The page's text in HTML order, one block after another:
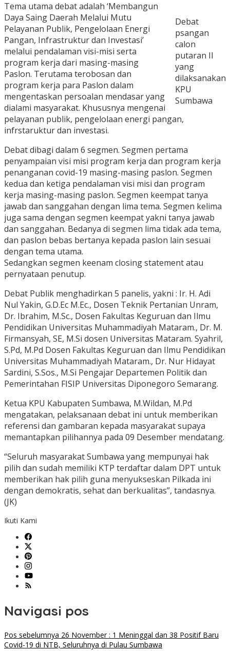
Debat
psangan
calon
putaran II
yang
dilaksanakan
KPU
Sumbawa
Tema utama debat adalah ‘Membangun
Daya Saing Daerah Melalui Mutu
Pelayanan Publik, Pengelolaan Energi
Pangan, Infrastruktur dan Investasi’
melalui pendalaman visi-misi serta
program kerja dari masing-masing
Paslon. Terutama terobosan dan
program kerja para Paslon dalam
mengentaskan persoalan mendasar yang
dialami masyarakat. Khususnya mengenai
pelayanan publik, pengelolaan energi pangan,
infrstaruktur dan investasi.
Debat dibagi dalam 6 segmen. Segmen pertama
penyampaian visi misi program kerja dan program kerja
penanganan covid-19 masing-masing paslon. Segmen
kedua dan ketiga pendalaman visi misi dan program
kerja masing-masing paslon. Segmen keempat tanya
jawab dan sanggahan dengan lima tema. Segmen kelima
juga sama dengan segmen keempat yakni tanya jawab
dan sanggahan. Bedanya di segmen lima tidak ada tema,
dan paslon bebas bertanya kepada paslon lain sesuai
dengan tema utama.
Sedangkan segmen keenam closing statement atau
pernyataan penutup.
Debat Publik menghadirkan 5 panelis, yakni : Ir. H. Adi
Nul Yakin, G.D.Ec M.Ec., Dosen Teknik Pertanian Unram,
Dr. Ibrahim, M.Sc., Dosen Fakultas Keguruan dan Ilmu
Pendidikan Universitas Muhammadiyah Mataram., Dr. M.
Firmansyah, SE, M.Si dosen Universitas Mataram. Syahril,
S.Pd, M.Pd Dosen Fakultas Keguruan dan Ilmu Pendidikan
Universitas Muhammadiyah Mataram., Dr. Nur Hidayat
Sardini, S.Sos., M.Si Pengajar Departemen Politik dan
Pemerintahan FISIP Universitas Diponegoro Semarang.
Ketua KPU Kabupaten Sumbawa, M.Wildan, M.Pd
mengatakan, pelaksanaan debat ini untuk memberikan
referensi dan gambaran kepada masyarakat supaya
memantapkan pilihannya pada 09 Desember mendatang.
“Seluruh masyarakat Sumbawa yang mempunyai hak
pilih dan sudah memiliki KTP terdaftar dalam DPT untuk
memberikan hak pilih guna menyukseskan Pilkada ini
dengan demokratis, sehat dan berkualitas”, tandasnya.
(JK)
Ikuti Kami
Navigasi pos
Pos sebelumnya 26 November : 1 Meninggal dan 38 Positif Baru
Covid-19 di NTB, Seluruhnya di Pulau Sumbawa